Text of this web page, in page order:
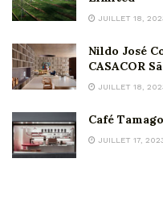
JUILLET 18,
Nildo José
CASACOR
JUILLET 18,
Café
JUILLET 17,